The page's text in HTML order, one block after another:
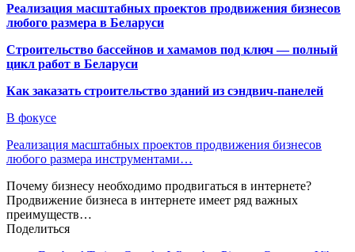
Реализация масштабных проектов продвижения бизнесов
любого размера в Беларуси
Строительство бассейнов и хамамов под ключ — полный
цикл работ в Беларуси
Как заказать строительство зданий из сэндвич-панелей
В фокусе
Реализация масштабных проектов продвижения бизнесов
любого размера инструментами…
Почему бизнесу необходимо продвигаться в интернете?
Продвижение бизнеса в интернете имеет ряд важных
преимуществ…
Поделиться